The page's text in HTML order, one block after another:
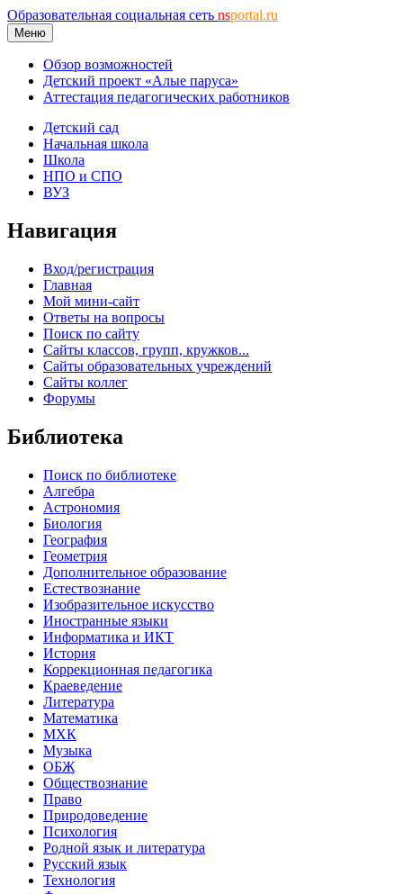
Образовательная социальная сеть nsportal.ru
Меню
Обзор возможностей
Детский проект «Алые паруса»
Аттестация педагогических работников
Детский сад
Начальная школа
Школа
НПО и СПО
ВУЗ
Навигация
Вход/регистрация
Главная
Мой мини-сайт
Ответы на вопросы
Поиск по сайту
Сайты классов, групп, кружков...
Сайты образовательных учреждений
Сайты коллег
Форумы
Библиотека
Поиск по библиотеке
Алгебра
Астрономия
Биология
География
Геометрия
Дополнительное образование
Естествознание
Изобразительное искусство
Иностранные языки
Информатика и ИКТ
История
Коррекционная педагогика
Краеведение
Литература
Математика
МХК
Музыка
ОБЖ
Обществознание
Право
Природоведение
Психология
Родной язык и литература
Русский язык
Технология